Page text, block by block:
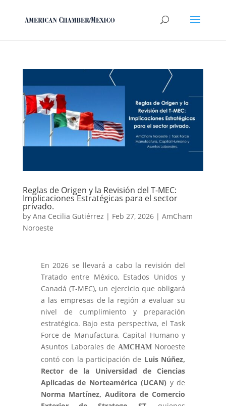
Reglas de Origen y la Revisión del T-MEC:
Implicaciones Estratégicas para el sector
privado.
by Ana Cecilia Gutiérrez | Feb 27, 2026| AmCham
Noroeste
En 2026 se llevará a cabo la revisión del
Tratado entre México, Estados Unidos y
Canadá (T-MEC), un ejercicio que obligará
a las empresas de la región a evaluar su
nivel de cumplimiento y preparación
estratégica. Bajo esta perspectiva, el Task
Force de Manufactura, Capital Humano y
Asuntos Laborales de AMCHAM Noroeste
contó con la participación de Luis Núñez,
Rector de la Universidad de Ciencias
Aplicadas de Norteamérica (UCAN) y de
Norma Martínez, Auditora de Comercio